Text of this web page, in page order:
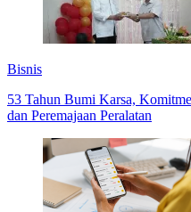
Bisnis
53 Tahun Bumi Karsa,
dan Peremajaan Peralatan